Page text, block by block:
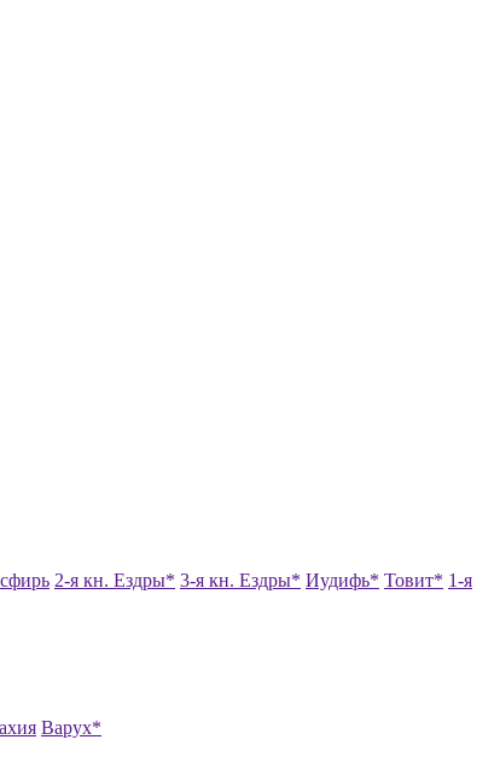
2-я кн. Ездры* 3-я кн. Ездры* Иудифь* Товит* 1-я
Варух*